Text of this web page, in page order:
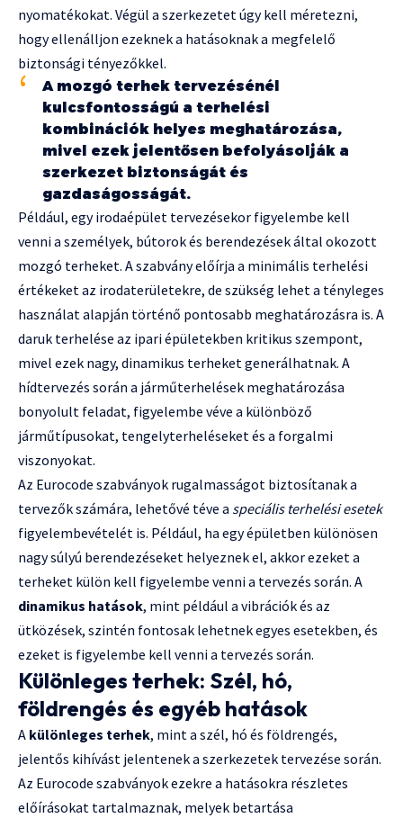
nyomatékokat. Végül a szerkezetet úgy kell méretezni,
hogy ellenálljon ezeknek a hatásoknak a megfelelő
biztonsági tényezőkkel.
A mozgó terhek tervezésénél
kulcsfontosságú a terhelési
kombinációk helyes meghatározása,
mivel ezek jelentősen befolyásolják a
szerkezet biztonságát és
gazdaságosságát.
Például, egy irodaépület tervezésekor figyelembe kell
venni a személyek, bútorok és berendezések által okozott
mozgó terheket. A szabvány előírja a minimális terhelési
értékeket az irodaterületekre, de szükség lehet a tényleges
használat alapján történő pontosabb meghatározásra is. A
daruk terhelése az ipari épületekben kritikus szempont,
mivel ezek nagy, dinamikus terheket generálhatnak. A
hídtervezés során a járműterhelések meghatározása
bonyolult feladat, figyelembe véve a különböző
járműtípusokat, tengelyterheléseket és a forgalmi
viszonyokat.
Az Eurocode szabványok rugalmasságot biztosítanak a
tervezők számára, lehetővé téve a speciális terhelési esetek
figyelembevételét is. Például, ha egy épületben különösen
nagy súlyú berendezéseket helyeznek el, akkor ezeket a
terheket külön kell figyelembe venni a tervezés során. A
dinamikus hatások, mint például a vibrációk és az
ütközések, szintén fontosak lehetnek egyes esetekben, és
ezeket is figyelembe kell venni a tervezés során.
Különleges terhek: Szél, hó,
földrengés és egyéb hatások
A különleges terhek, mint a szél, hó és földrengés,
jelentős kihívást jelentenek a szerkezetek tervezése során.
Az Eurocode szabványok ezekre a hatásokra részletes
előírásokat tartalmaznak, melyek betartása